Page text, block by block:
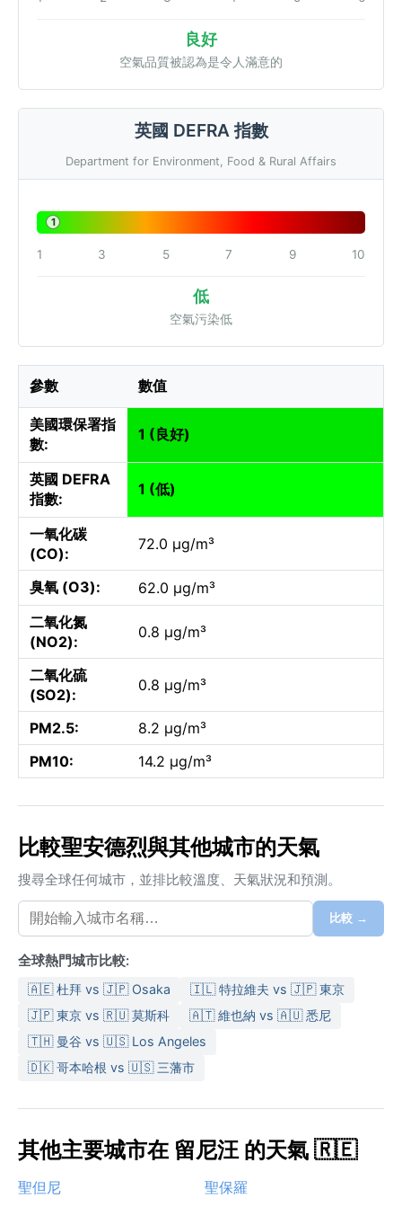
良好
空氣品質被認為是令人滿意的
英國 DEFRA 指數
Department for Environment, Food & Rural Affairs
1
1 3 5 7 9 10
低
空氣污染低
參數 數值
美國環保署指
數:
1 (良好)
英國 DEFRA
指數:
1 (低)
一氧化碳
(CO):
72.0 µg/m³
臭氧 (O3):
62.0 µg/m³
二氧化氮
(NO2):
0.8 µg/m³
二氧化硫
(SO2):
0.8 µg/m³
PM2.5:
8.2 µg/m³
PM10:
14.2 µg/m³
比較聖安德烈與其他城市的天氣
搜尋全球任何城市，並排比較溫度、天氣狀況和預測。
比較 →
全球熱門城市比較:
🇦🇪 杜拜 vs 🇯🇵 Osaka
🇮🇱 特拉維夫 vs 🇯🇵 東京
🇯🇵 東京 vs 🇷🇺 莫斯科
🇦🇹 維也納 vs 🇦🇺 悉尼
🇹🇭 曼谷 vs 🇺🇸 Los Angeles
🇩🇰 哥本哈根 vs 🇺🇸 三藩市
其他主要城市在 留尼汪 的天氣 🇷🇪
聖但尼
聖保羅